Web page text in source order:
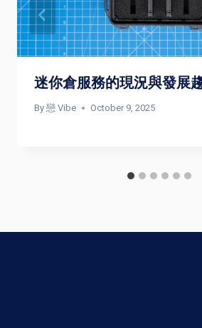
迷你倉服務的現況與發展
By 戀 Vibe October 9, 2025